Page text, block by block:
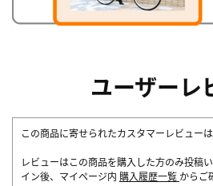
ユーザーレ
この商品に寄せられたカスタマーレビューは
レビューはこの商品を購入した方のみ投稿
イン後、マイページ内 購入履歴一覧 からご